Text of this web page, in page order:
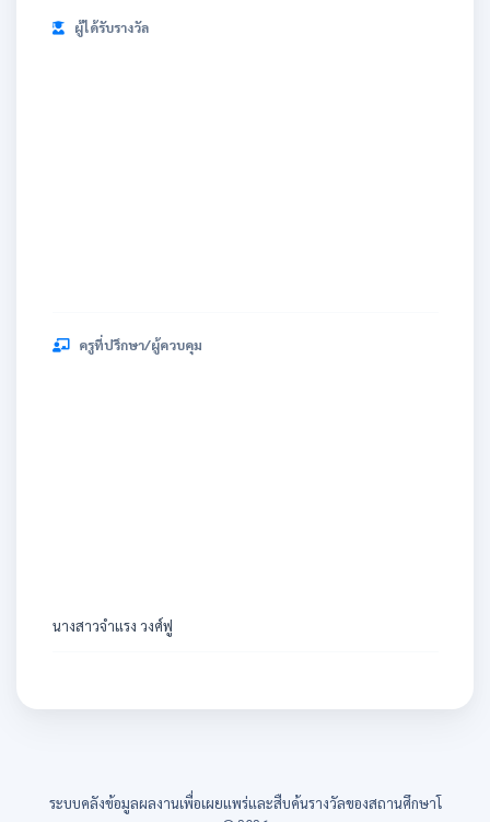
ผู้ได้รับรางวัล
ครูที่ปรึกษา/ผู้ควบคุม
นางสาวจำแรง วงศ์ฟู
ระบบคลังข้อมูลผลงานเพื่อเผยแพร่และสืบค้นรางวัลของสถานศึกษาโ